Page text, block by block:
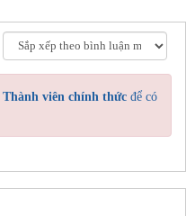
Thành viên chính thức để có